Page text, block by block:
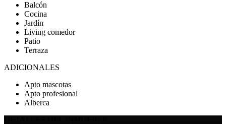
Balcón
Cocina
Jardín
Living comedor
Patio
Terraza
ADICIONALES
Apto mascotas
Apto profesional
Alberca